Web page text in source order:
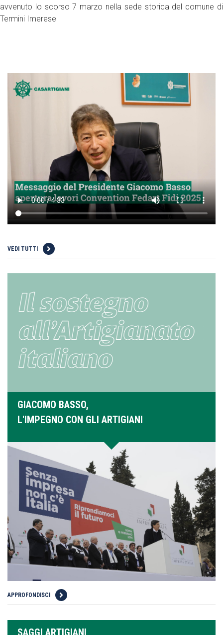
avvenuto lo scorso 7 marzo nella sede storica del comune di
Termini Imerese
VEDI TUTTI
GIACOMO BASSO,
L'IMPEGNO CON GLI ARTIGIANI
APPROFONDISCI
SAGGI ARTIGIANI